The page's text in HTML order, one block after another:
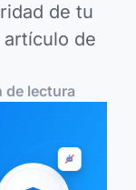
de tu
artículo de
de lectura